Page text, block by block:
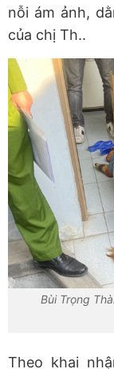
nỗi ám ảnh,
của chị Th..
Bùi Trọng
Theo khai